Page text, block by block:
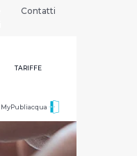
Contatti
TARIFFE
MyPubliacqua